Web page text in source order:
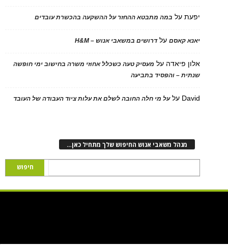
יפעתעל במה מתבטא ההחזר על ההשקעה בהכשרת עובדים
יאנא קאסםעלדרושים במשאבי אנוש – H&M
אלון פיאדה על מעסיק טעה כשכלל אחוזי משרה בחישוב ימי חופשה
שנתית – והפסיד בתביעה
David עלעל מי חלה החובה לשלם את עלות ציוד העבודה של העובד
מנהל משאבי אנוש החיפוש שלך מתחיל כאן…